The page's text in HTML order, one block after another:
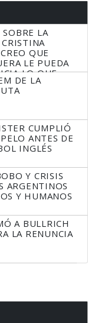
LA
QUE
LE PUEDA
LO QUE
DE LA
CUMPLIÓ
ANTES DE
INGLÉS
Y CRISIS
ARGENTINOS
Y HUMANOS
A BULLRICH
LA RENUNCIA